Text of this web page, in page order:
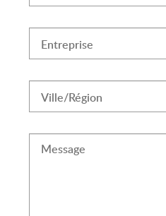
Entreprise
Ville/Région
Message